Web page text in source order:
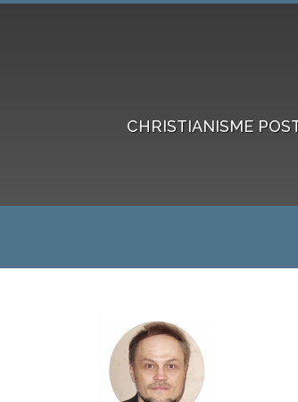
CHRISTIANISME